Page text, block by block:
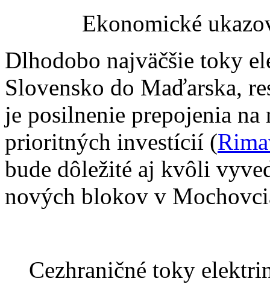
Ekonomické
Dlhodobo najväčšie toky
Slovensko do Maďarska,
je posilnenie prepojenia na
prioritných investícií (
bude dôležité aj kvôli
nových blokov v
Cezhraničné toky